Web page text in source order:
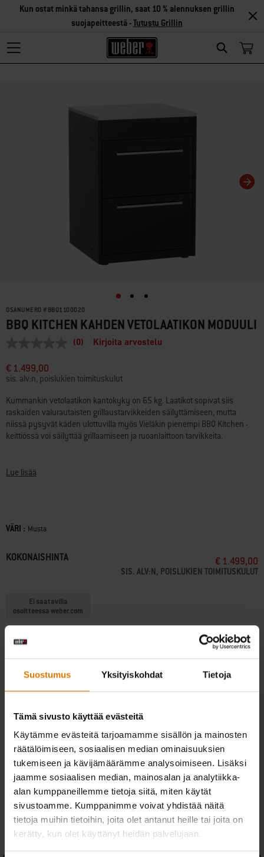
Suostumus Yksityiskohdat Tietoja
Tämä sivusto käyttää evästeitä
Käytämme evästeitä tarjoamamme sisällön ja mainosten
räätälöimiseen, sosiaalisen median ominaisuuksien
tukemiseen ja kävijämäärämme analysoimiseen. Lisäksi
jaamme sosiaalisen median, mainosalan ja analytiikka-
alan kumppaneillemme tietoja siitä, miten käytät
sivustoamme. Kumppanimme voivat yhdistää näitä
tietoja muihin tietoihin, joita olet antanut heille tai joita on
kerätty, kun olet käyttänyt heidän palvelujaan.
Search
Kun ostat minkä tahansa grillin, saat 10 % alennuksen grillin
suojapeitteestä -Tutustu Grillin
OSANUMERO # BBQ1100020
BBQ KITCHEN KAHDEN VETOLAATIKON MODUULI
arvoa
Saman
sivun
linkki.
(0) Kirjoita arvostelu
€ 1.499,00
sis. alv:n, poislukien toimituskulut
Kummankin vetolaatikon kantokyky on 65 kg. Laatikot sopivat siis
raskaiden valurautaisten grillaustarvikkeiden säilyttämiseen, mutta
niissä pysyvät käden ulottuvilla myös Vieläkin pienempi BBQ Kitchen -
keittiössä voi säilyttää grillaamiseen ja ruoanlaittoon tarvikkeita.
Mitat: 640 (L) x 611 (S) mm
Lue lisää
Color
VÄRI : Musta
KOKONAISHINTA € 1.499,00
SIS. ALV:N, POISLUKIEN TOIMITUSKULUT
Ei saatavilla
osoitteessa weber.com
ILMAINEN TOIMITUS YLI 50 EURON TILAUKSIIN muuten normaali toimitus €
Ilmaiset palautukset (Lisätietoja)
Etsi jälleenmyyjä
OMINAISUUDET